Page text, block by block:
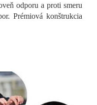
odporu a proti smeru
Prémiová konštrukcia